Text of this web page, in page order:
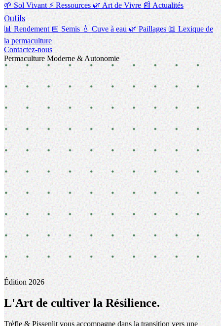
🌱 Sol Vivant⚡ Ressources 🌿 Art de Vivre 📰 Actualités
Outils
📊 Rendement📅 Semis💧 Cuve à eau🌿 Paillages 📖 Lexique de
la permaculture
Contactez-nous
Permaculture Moderne & Autonomie
Édition 2026
L'Art de cultiver laRésilience.
Trèfle & Pissenlit vous accompagne dans la transition vers une